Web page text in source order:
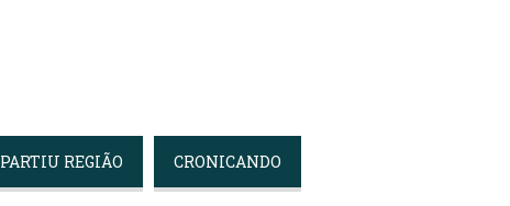
PARTIU REGIÃO CRONICANDO